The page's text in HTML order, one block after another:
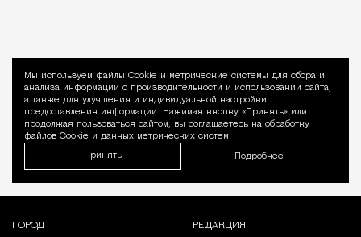
Уведомление
Мы используем файлы Сookie и метрические системы для сбора и
анализа информации о производительности и использовании сайта,
а также для улучшения и индивидуальной настройки
предоставления информации. Нажимая кнопку «Принять» или
продолжая пользоваться сайтом, вы соглашаетесь на обработку
файлов Cookie и данных метрических систем.
Принять Подробнее
ГОРОД РЕДАКЦИЯ